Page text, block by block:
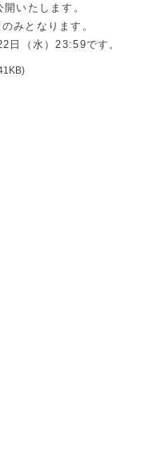
いたします。
みとなります。
日（水）23:59です。